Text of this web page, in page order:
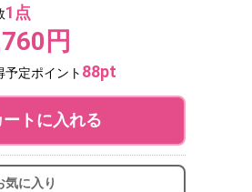
1点
円
予定ポイント 88pt
トに入れる
気に入り